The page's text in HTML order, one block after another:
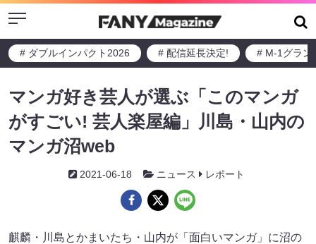
Menu
# ダブルインパクト2026 # 配信延長決定! # M-1グラン
マンガ好き芸人が選ぶ「このマンガ
がすごい! 芸人楽屋編」川島・山内の
マンガ沼web
2021-06-18 ニュース レポート
麒麟・川島とかまいたち・山内が「面白いマンガ」に沼の